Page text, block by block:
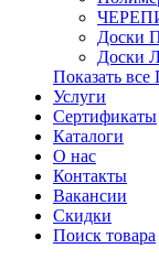
Доски
Показать
Услуги
Сертификаты
Каталоги
О нас
Контакты
Вакансии
Скидки
Поиск товара